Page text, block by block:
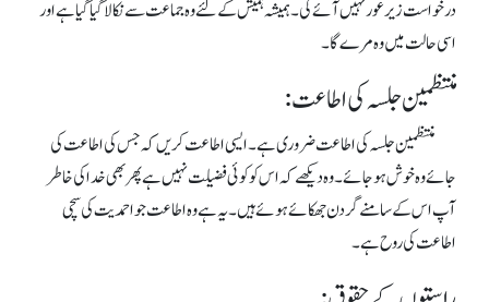
درخواست زیر غور نہیں آئے گی ۔ ہمیشہ ہمیش کے لئے وہ جماعت سے نکالا گیا گیا ہے اور
اسی حالت میں وہ مرے گا۔
منتظمین جلسہ کی اطاعت:
منتظمین جلسہ کی اطاعت ضروری ہے۔ ایسی اطاعت کریں کہ جس کی اطاعت کی
جائے وہ خوش ہو جائے ۔ وہ دیکھے کہ اس کو کوئی فضیلت نہیں ہے پھر بھی خدا کی خاطر
آپ اس کے سامنے گردن جھکائے ہوئے ہیں ۔ یہ ہے وہ اطاعت جو احمدیت کی سچی
اطاعت کی روح ہے۔